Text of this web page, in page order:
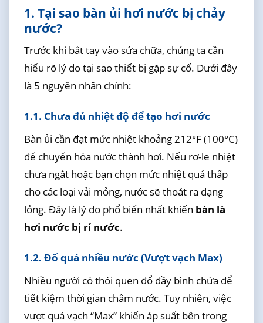
1. Tại sao bàn ủi hơi nước bị chảy
nước?
Trước khi bắt tay vào sửa chữa, chúng ta cần
hiểu rõ lý do tại sao thiết bị gặp sự cố. Dưới đây
là 5 nguyên nhân chính:
1.1. Chưa đủ nhiệt độ để tạo hơi nước
Bàn ủi cần đạt mức nhiệt khoảng 212°F (100°C)
để chuyển hóa nước thành hơi. Nếu rơ-le nhiệt
chưa ngắt hoặc bạn chọn mức nhiệt quá thấp
cho các loại vải mỏng, nước sẽ thoát ra dạng
lỏng. Đây là lý do phổ biến nhất khiến bàn là
hơi nước bị rỉ nước.
1.2. Đổ quá nhiều nước (Vượt vạch Max)
Nhiều người có thói quen đổ đầy bình chứa để
tiết kiệm thời gian châm nước. Tuy nhiên, việc
vượt quá vạch “Max” khiến áp suất bên trong